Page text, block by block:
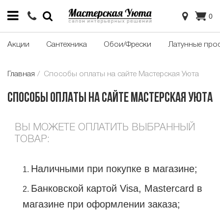
0
Акции Сантехника Обои/Фрески Латунные
Главная Способы оплаты на сайте Мастерская Уюта
Способы оплаты на сайте Мастерская Уюта
ВЫ МОЖЕТЕ ОПЛАТИТЬ ВЫБРАННЫЙ
ТОВАР:
Наличными при покупке в магазине;
Банковской картой Visa, Mastercard в
магазине при оформлении заказа;